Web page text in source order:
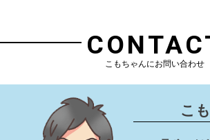
こもちゃんにお問い合わせ
こ